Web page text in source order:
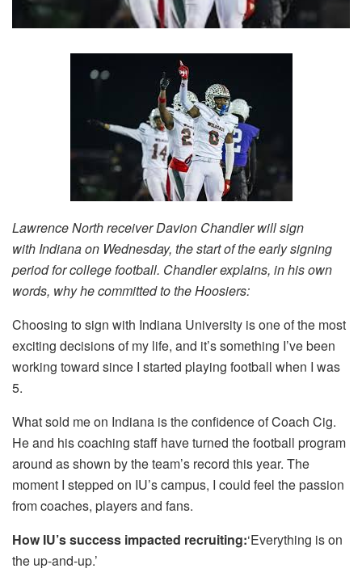
Lawrence North receiver Davion Chandler will sign
with Indiana on Wednesday, the start of the early signing
period for college football. Chandler explains, in his own
words, why he committed to the Hoosiers:
Choosing to sign with Indiana University is one of the most
exciting decisions of my life, and it’s something I’ve been
working toward since I started playing football when I was
5.
What sold me on Indiana is the confidence of Coach Cig.
He and his coaching staff have turned the football program
around as shown by the team’s record this year. The
moment I stepped on IU’s campus, I could feel the passion
from coaches, players and fans.
How IU’s success impacted recruiting:‘Everything is on
the up-and-up.’